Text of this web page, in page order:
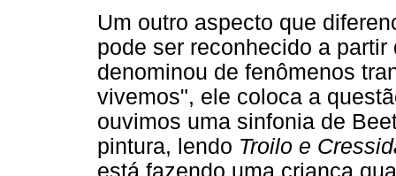
Um outro aspecto que
pode ser reconhecido a
denominou de fenômenos
vivemos", ele coloca a
ouvimos uma sinfonia de
pintura, lendo Troilo e